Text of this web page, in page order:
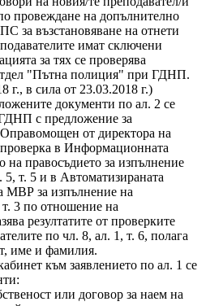
провеждане на допълнително
за възстановяване на отнети
имат сключени
за тях се проверява
"Пътна полиция" при ГДНП.
в сила от 23.03.2018 г.)
документи по ал. 2 се
с предложение за
от директора на
в Информационната
на правосъдието за изпълнение
5, т. 5 и в Автоматизираната
МВР за изпълнение на
3 по отношение на
резултатите от проверките
по чл. 8, ал. 1, т. 6, полага
име и фамилия.
към заявлението по ал. 1 се
или договор за наем на